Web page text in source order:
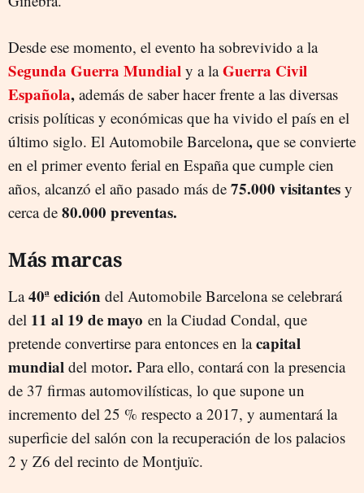
Desde ese momento, el evento ha sobrevivido a la
Segunda Guerra Mundial y a laGuerra Civil
Española, además de saber hacer frente a las diversas
crisis políticas y económicas que ha vivido el país en el
último siglo. El Automobile Barcelona, que se convierte
en el primer evento ferial en España que cumple cien
años, alcanzó el año pasado más de 75.000 visitantes y
cerca de 80.000 preventas.
Más marcas
La40ª edición del Automobile Barcelona se celebrará
del 11 al 19 de mayo en la Ciudad Condal, que
pretende convertirse para entonces en lacapital
mundial del motor. Para ello, contará con la presencia
de 37 firmas automovilísticas, lo que supone un
incremento del 25 % respecto a 2017, y aumentará la
superficie del salón con la recuperación de los palacios
2 y Z6 del recinto de Montjuïc.